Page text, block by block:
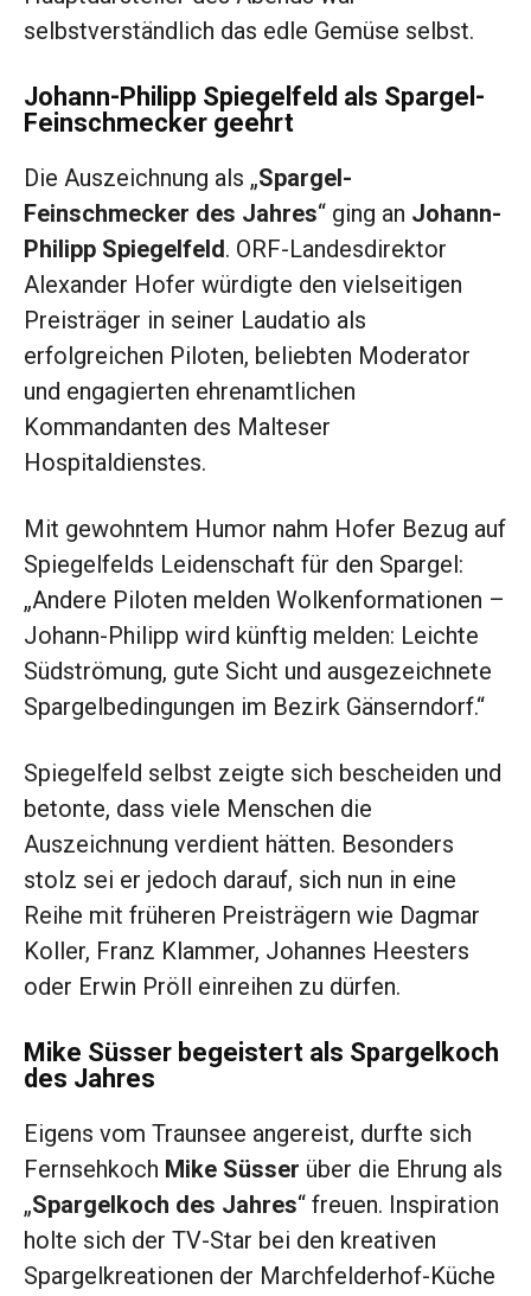
selbstverständlich das edle Gemüse selbst.
Johann-Philipp Spiegelfeld als Spargel-
Feinschmecker geehrt
Die Auszeichnung als „Spargel-
Feinschmecker des Jahres“ ging an Johann-
Philipp Spiegelfeld. ORF-Landesdirektor
Alexander Hofer würdigte den vielseitigen
Preisträger in seiner Laudatio als
erfolgreichen Piloten, beliebten Moderator
und engagierten ehrenamtlichen
Kommandanten des Malteser
Hospitaldienstes.
Mit gewohntem Humor nahm Hofer Bezug auf
Spiegelfelds Leidenschaft für den Spargel:
„Andere Piloten melden Wolkenformationen –
Johann-Philipp wird künftig melden: Leichte
Südströmung, gute Sicht und ausgezeichnete
Spargelbedingungen im Bezirk Gänserndorf.“
Spiegelfeld selbst zeigte sich bescheiden und
betonte, dass viele Menschen die
Auszeichnung verdient hätten. Besonders
stolz sei er jedoch darauf, sich nun in eine
Reihe mit früheren Preisträgern wie Dagmar
Koller, Franz Klammer, Johannes Heesters
oder Erwin Pröll einreihen zu dürfen.
Mike Süsser begeistert als Spargelkoch
des Jahres
Eigens vom Traunsee angereist, durfte sich
Fernsehkoch Mike Süsser über die Ehrung als
„Spargelkoch des Jahres“ freuen. Inspiration
holte sich der TV-Star bei den kreativen
Spargelkreationen der Marchfelderhof-Küche